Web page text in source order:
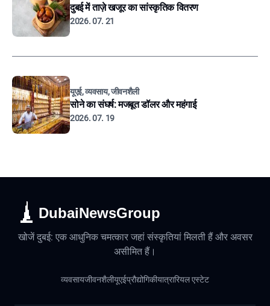
दुबई में ताज़े खजूर का सांस्कृतिक वितरण
2026. 07. 21
यूएई, व्यवसाय, जीवनशैली
सोने का संघर्ष: मजबूत डॉलर और महंगाई
2026. 07. 19
DubaiNewsGroup
खोजें दुबई: एक आधुनिक चमत्कार जहां संस्कृतियां मिलती हैं और अवसर
असीमित हैं।
व्यवसायजीवनशैलीयूएईप्रौद्योगिकीयात्रारियल एस्टेट